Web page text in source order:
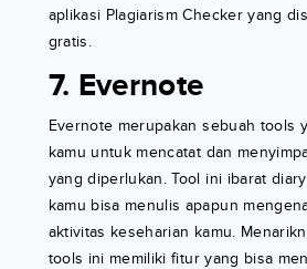
aplikasi Plagiarism Checker yang
gratis.
7. Evernote
Evernote merupakan sebuah tools
kamu untuk mencatat dan
yang diperlukan. Tool ini ibarat
kamu bisa menulis apapun
aktivitas keseharian kamu.
tools ini memiliki fitur yang bisa